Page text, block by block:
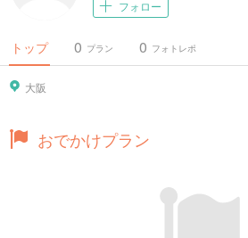
フォロー
トップ プラン
0 フォトレポ
0
大阪
おでかけプラン